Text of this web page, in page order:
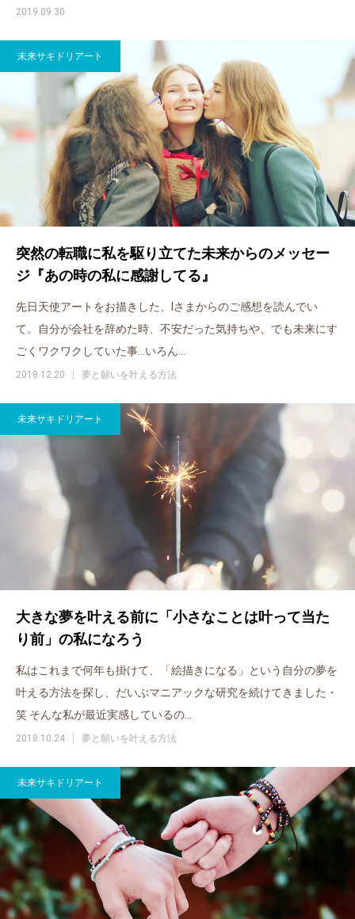
2019.09.30
未来サキドリアート
突然の転職に私を駆り立てた未来からのメッセー
ジ『あの時の私に感謝してる』
先日天使アートをお描きした、Iさまからのご感想を読んでい
て。自分が会社を辞めた時、不安だった気持ちや、でも未来にす
ごくワクワクしていた事…いろん…
2018.12.20 夢と願いを叶える方法
未来サキドリアート
大きな夢を叶える前に「小さなことは叶って当た
り前」の私になろう
私はこれまで何年も掛けて、「絵描きになる」という自分の夢を
叶える方法を探し、だいぶマニアックな研究を続けてきました・
笑 そんな私が最近実感しているの…
2018.10.24 夢と願いを叶える方法
未来サキドリアート